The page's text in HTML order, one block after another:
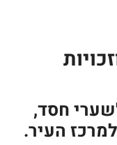
חסד,
העיר.